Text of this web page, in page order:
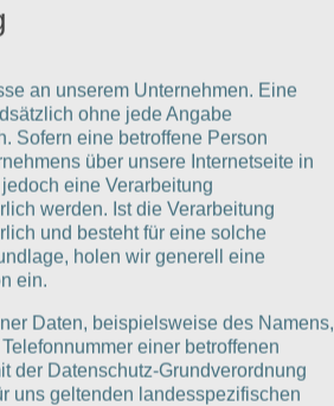
an unserem Unternehmen. Eine
ohne jede Angabe
Sofern eine betroffene Person
über unsere Internetseite in
eine Verarbeitung
werden. Ist die Verarbeitung
und besteht für eine solche
holen wir generell eine
ein.
Daten, beispielsweise des Namens,
einer betroffenen
der Datenschutz-Grundverordnung
uns geltenden landesspezifischen